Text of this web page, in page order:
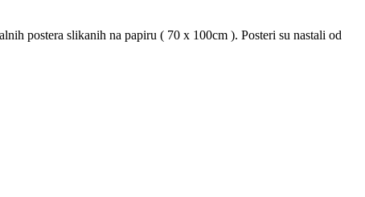
postera slikanih na papiru ( 70 x 100cm ). Posteri su nastali od